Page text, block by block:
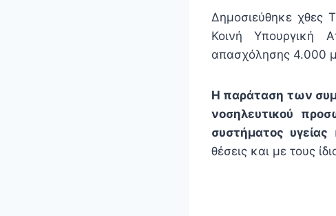
Δημοσιεύθηκε χθες
Κοινή Υπουργική
απασχόλησης 4.000
Η παράταση των
νοσηλευτικού
συστήματος υγείας
θέσεις και με τους